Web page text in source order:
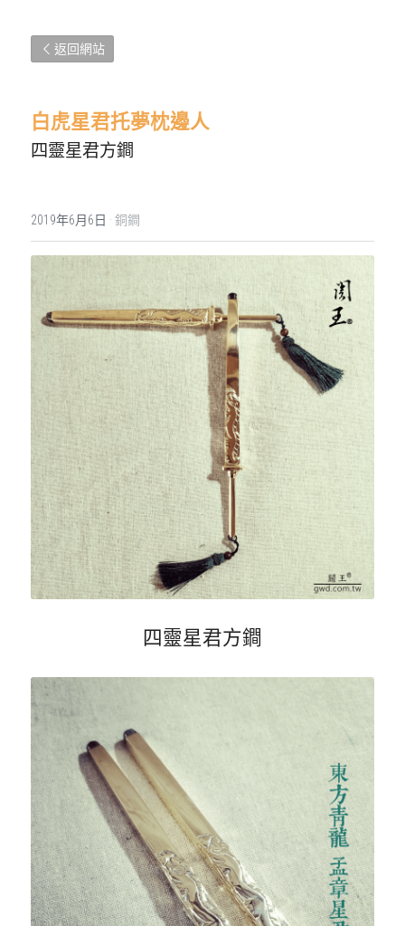
返回網站
白虎星君托夢枕邊人
四靈星君方鐧
2019年6月6日 · 銅鐧
四靈星君方鐧